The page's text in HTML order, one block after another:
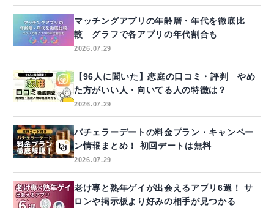
マッチングアプリの年齢層・年代を徹底比
較 グラフで各アプリの年代割合も
2026.07.29
【96人に聞いた】恋庭の口コミ・評判 やめ
た方がいい人・向いてる人の特徴は？
2026.07.29
バチェラーデートの料金プラン・キャンペー
ン情報まとめ！ 初回デートは無料
2026.07.29
老け専と熟年ゲイが出会えるアプリ6選！ サ
ロンや掲示板より好みの相手が見つかる